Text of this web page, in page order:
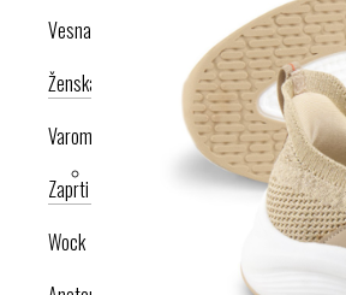
Vesna anatomic
Ženska kolekcija
Moška kolekcija
Varomed
Zaprti modeli
Odprti modeliNogaviceDodatki
Wock